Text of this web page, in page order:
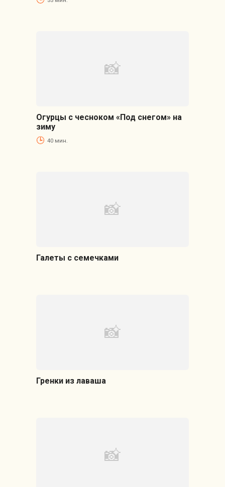
Огурцы с чесноком «Под снегом» на
зиму
40 мин.
Галеты с семечками
Гренки из лаваша